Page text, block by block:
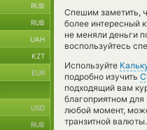
Спешим заметить,
более интересный
не меняли деньги
воспользуйтесь
Используйте
подробно изучить
подходящий вам
благоприятном
любой момент,
транзитной валюты.
RUB
RUB
UAH
KZT
EUR
USD
RUB